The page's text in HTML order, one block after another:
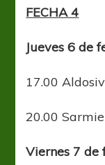
FECHA 4
Jueves 6 de
17.00
20.00
Viernes 7 de